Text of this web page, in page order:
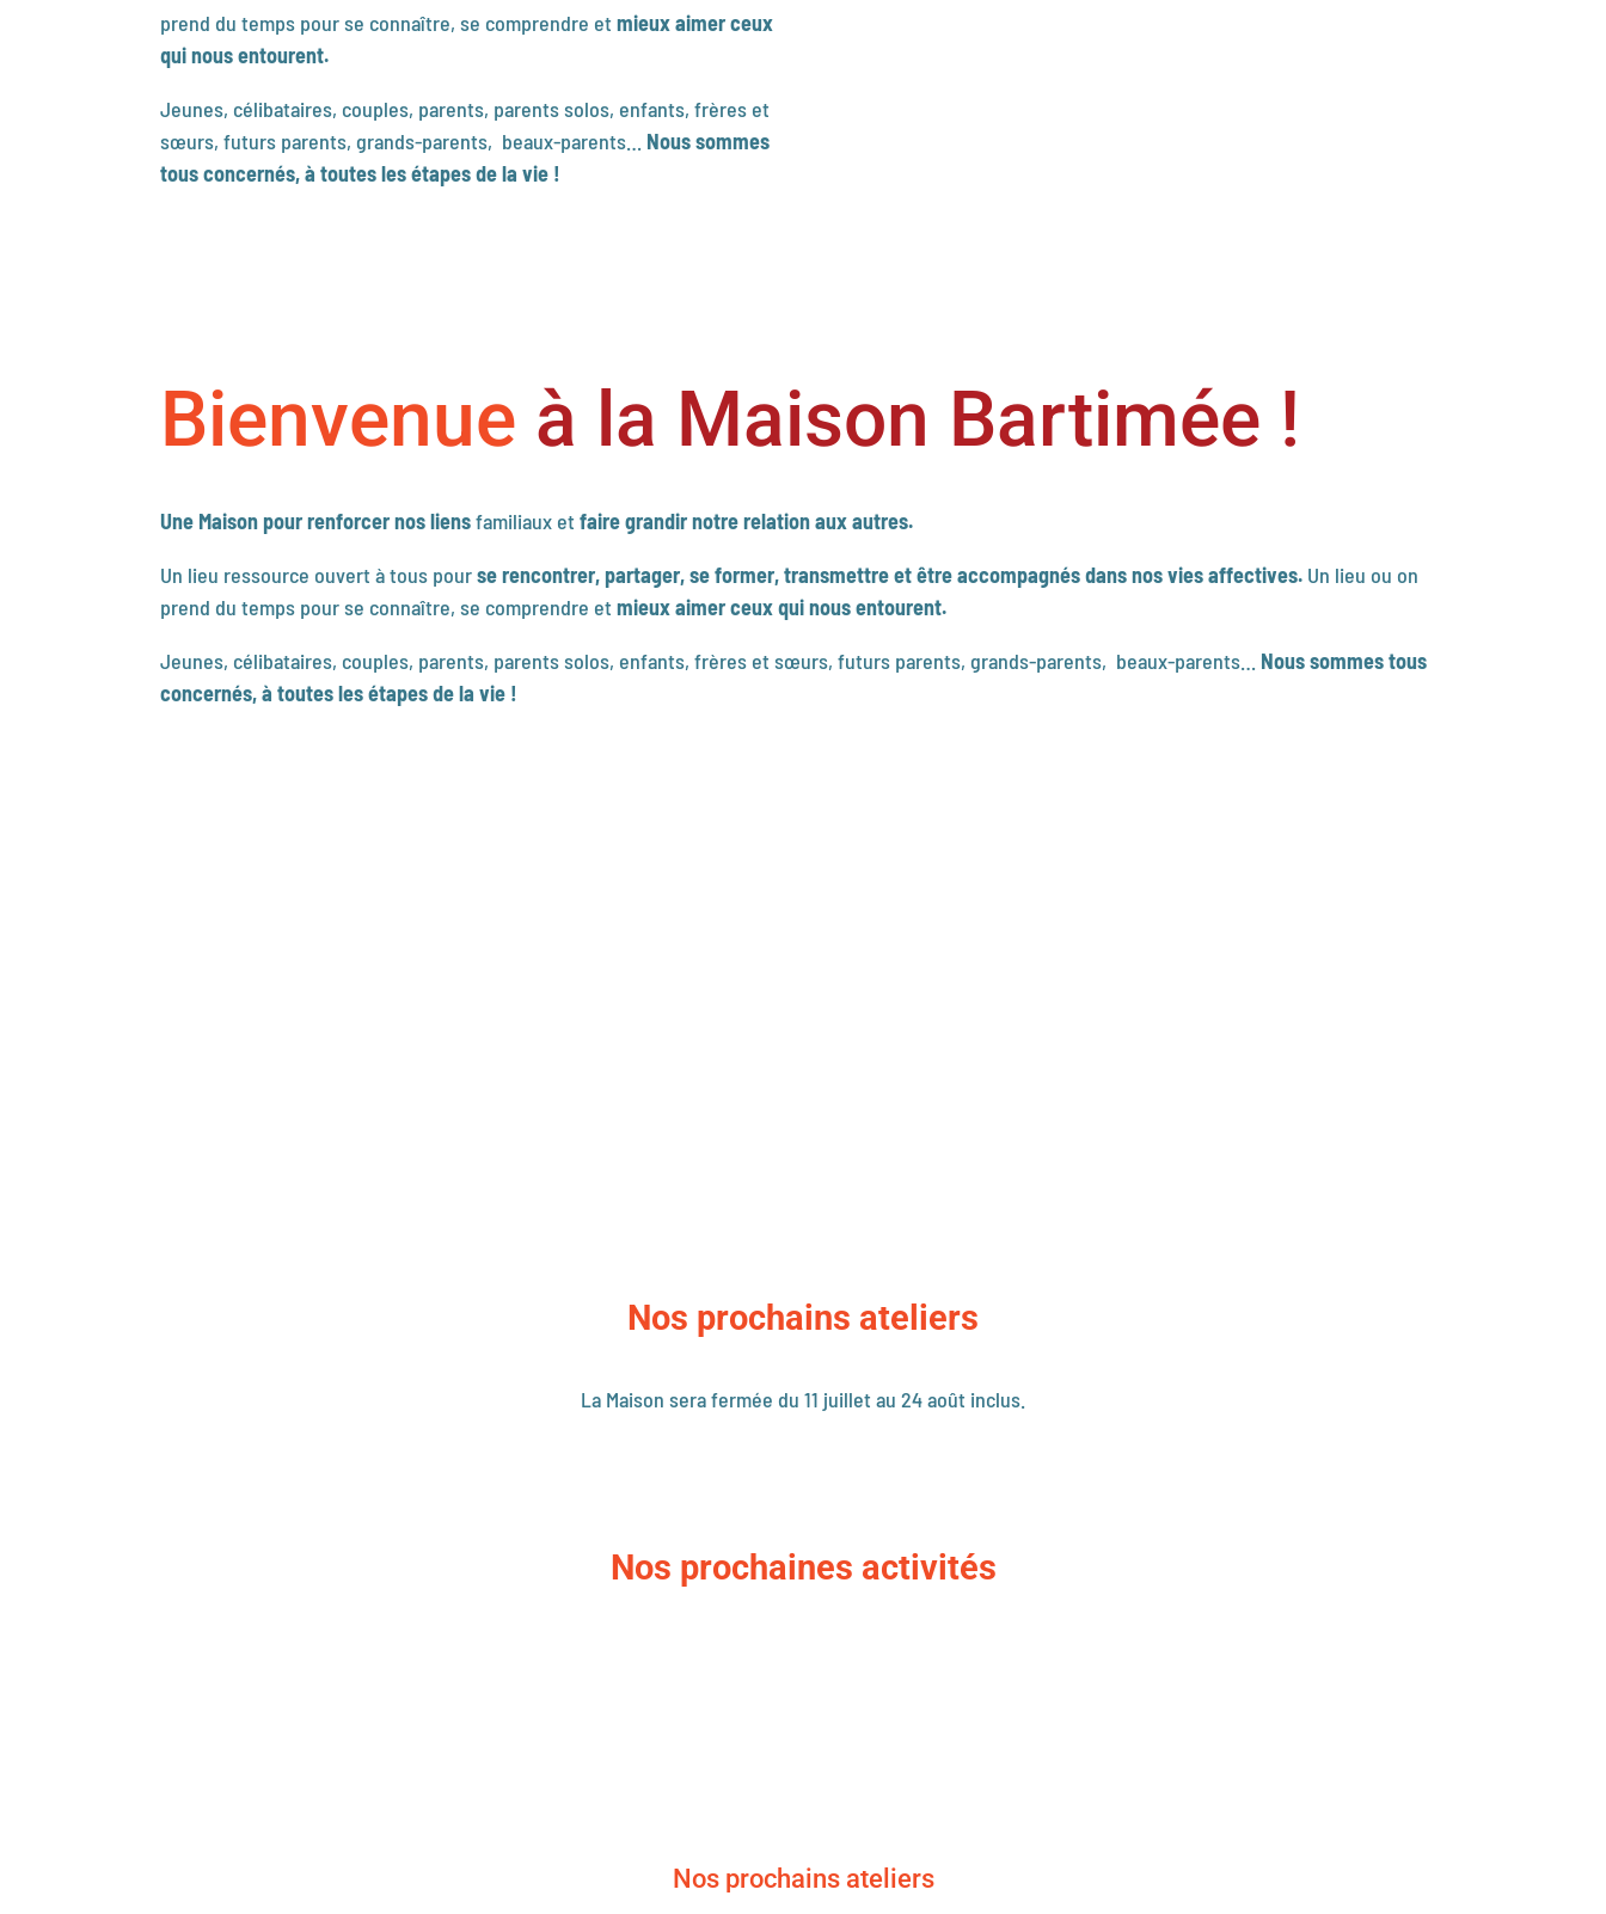
prend du temps pour se connaître, se comprendre etmieux aimer ceux
qui nous entourent.
Jeunes, célibataires, couples, parents, parents solos, enfants, frères et
sœurs, futurs parents, grands-parents, beaux-parents… Nous sommes
tous concernés, à toutes les étapes de la vie !
Bienvenue à la Maison Bartimée !
Une Maison pour renforcer nos liensfamiliaux etfaire grandir notre relation aux autres.
Un lieu ressource ouvert à tous pourse rencontrer, partager, se former, transmettre et être accompagnés dans nos vies affectives. Un lieu ou on
prend du temps pour se connaître, se comprendre etmieux aimer ceux qui nous entourent.
Jeunes, célibataires, couples, parents, parents solos, enfants, frères et sœurs, futurs parents, grands-parents, beaux-parents… Nous sommes tous
concernés, à toutes les étapes de la vie !
Nos prochains ateliers
La Maison sera fermée du 11 juillet au 24 août inclus.
Nos prochaines activités
Nos prochains ateliers